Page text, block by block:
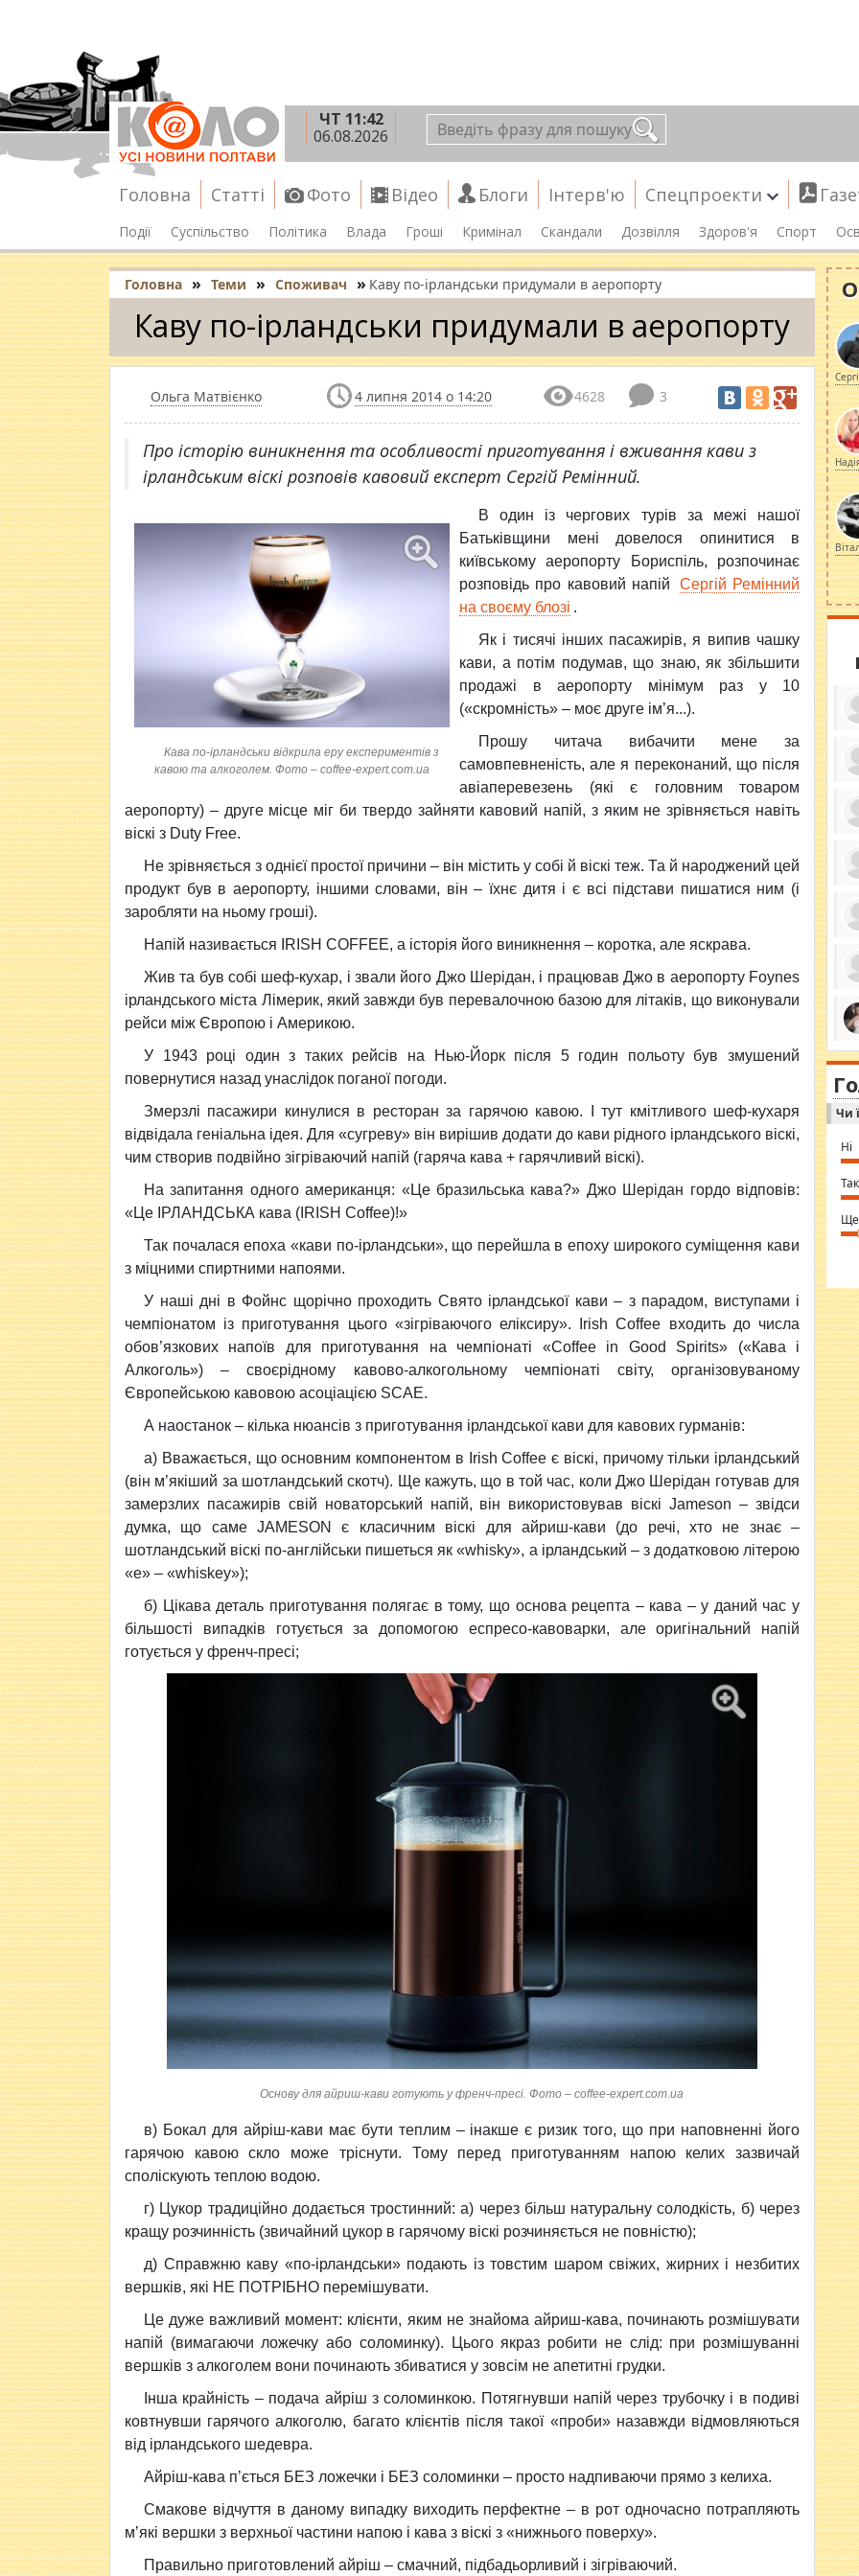
ЧТ 11:42
06.08.2026
Головна Статті Фото Відео Блоги Інтерв'ю Спецпроекти
Події Суспільство Політика Влада Гроші Кримінал Скандали Дозвілля Здоров'я Спорт
Головна » Теми » Споживач » Каву по-ірландськи придумали в аеропорту
Каву по-ірландськи придумали в аеропорту
Ольга Матвієнко 4 липня 2014 о 14:20 4628 3
Про історію виникнення та особливості приготування і вживання кави з
ірландським віскі розповів кавовий експерт Сергій Ремінний.
Кава по-ірландськи відкрила еру експериментів з
кавою та алкоголем. Фото – coffee-expert.com.ua
В один із чергових турів за межі нашої
Батьківщини мені довелося опинитися в
київському аеропорту Бориспіль, розпочинає
розповідь про кавовий напій
Сергій Ремінний
на своєму блозі .
Як і тисячі інших пасажирів, я випив чашку
кави, а потім подумав, що знаю, як збільшити
продажі в аеропорту мінімум раз у 10
(«скромність» – моє друге ім’я...).
Прошу читача вибачити мене за
самовпевненість, але я переконаний, що після
авіаперевезень (які є головним товаром
аеропорту) – друге місце міг би твердо зайняти кавовий напій, з яким не зрівняється навіть
віскі з Duty Free.
Не зрівняється з однієї простої причини – він містить у собі й віскі теж. Та й народжений цей
продукт був в аеропорту, іншими словами, він – їхнє дитя і є всі підстави пишатися ним (і
заробляти на ньому гроші).
Напій називається IRISH COFFEE, а історія його виникнення – коротка, але яскрава.
Жив та був собі шеф-кухар, і звали його Джо Шерідан, і працював Джо в аеропорту Foynes
ірландського міста Лімерик, який завжди був перевалочною базою для літаків, що виконували
рейси між Європою і Америкою.
У 1943 році один з таких рейсів на Нью-Йорк після 5 годин польоту був змушений
повернутися назад унаслідок поганої погоди.
Змерзлі пасажири кинулися в ресторан за гарячою кавою. І тут кмітливого шеф-кухаря
відвідала геніальна ідея. Для «сугреву» він вирішив додати до кави рідного ірландського віскі,
чим створив подвійно зігріваючий напій (гаряча кава + гарячливий віскі).
На запитання одного американця: «Це бразильська кава?» Джо Шерідан гордо відповів:
«Це ІРЛАНДСЬКА кава (IRISH Coffee)!»
Так почалася епоха «кави по-ірландськи», що перейшла в епоху широкого суміщення кави
з міцними спиртними напоями.
У наші дні в Фойнс щорічно проходить Свято ірландської кави – з парадом, виступами і
чемпіонатом із приготування цього «зігріваючого еліксиру». Irish Coffee входить до числа
обов’язкових напоїв для приготування на чемпіонаті «Coffee in Good Spirits» («Кава і
Алкоголь») – своєрідному кавово-алкогольному чемпіонаті світу, організовуваному
Європейською кавовою асоціацією SCAE.
А наостанок – кілька нюансів з приготування ірландської кави для кавових гурманів:
а) Вважається, що основним компонентом в Irish Coffee є віскі, причому тільки ірландський
(він м’якіший за шотландський скотч). Ще кажуть, що в той час, коли Джо Шерідан готував для
замерзлих пасажирів свій новаторський напій, він використовував віскі Jameson – звідси
думка, що саме JAMESON є класичним віскі для айриш-кави (до речі, хто не знає –
шотландський віскі по-англійськи пишеться як «whisky», а ірландський – з додатковою літерою
«е» – «whiskey»);
б) Цікава деталь приготування полягає в тому, що основа рецепта – кава – у даний час у
більшості випадків готується за допомогою еспресо-кавоварки, але оригінальний напій
готується у френч-пресі;
Основу для айриш-кави готують у френч-пресі. Фото – coffee-expert.com.ua
в) Бокал для айріш-кави має бути теплим – інакше є ризик того, що при наповненні його
гарячою кавою скло може тріснути. Тому перед приготуванням напою келих зазвичай
споліскують теплою водою.
г) Цукор традиційно додається тростинний: а) через більш натуральну солодкість, б) через
кращу розчинність (звичайний цукор в гарячому віскі розчиняється не повністю);
д) Справжню каву «по-ірландськи» подають із товстим шаром свіжих, жирних і незбитих
вершків, які НЕ ПОТРІБНО перемішувати.
Це дуже важливий момент: клієнти, яким не знайома айриш-кава, починають розмішувати
напій (вимагаючи ложечку або соломинку). Цього якраз робити не слід: при розмішуванні
вершків з алкоголем вони починають збиватися у зовсім не апетитні грудки.
Інша крайність – подача айріш з соломинкою. Потягнувши напій через трубочку і в подиві
ковтнувши гарячого алкоголю, багато клієнтів після такої «проби» назавжди відмовляються
від ірландського шедевра.
Айріш-кава п’ється БЕЗ ложечки і БЕЗ соломинки – просто надпиваючи прямо з келиха.
Смакове відчуття в даному випадку виходить перфектне – в рот одночасно потрапляють
м’які вершки з верхньої частини напою і кава з віскі з «нижнього поверху».
Правильно приготовлений айріш – смачний, підбадьорливий і зігріваючий.
за
ми
in
⇒
Чи
Ні
Так
Ще